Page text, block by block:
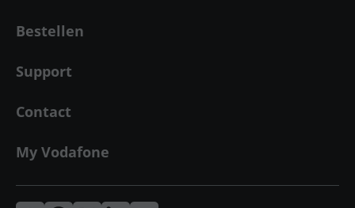
Bestellen
Support
Contact
My Vodafone